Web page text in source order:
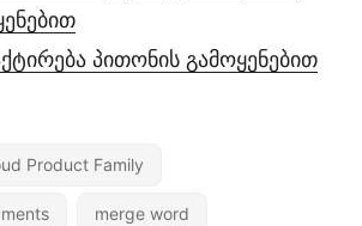
პითონის გამოყენებით
Product Family
merge word